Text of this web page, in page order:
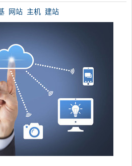
网站 主机 建站